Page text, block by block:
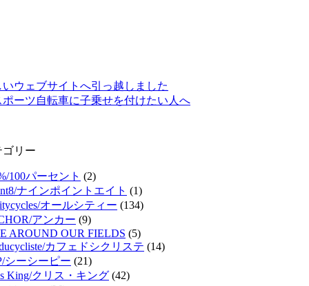
いウェブサイトへ引っ越しました
ポーツ自転車に子乗せを付けたい人へ
ゴリー
100パーセント (2)
ナインポイントエイト (1)
オールシティー (134)
アンカー (9)
AROUND OUR FIELDS (5)
カフェドシクリステ (14)
シーシーピー (21)
King/クリス・キング (42)